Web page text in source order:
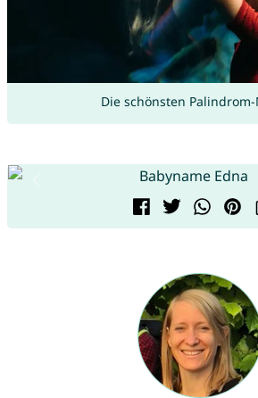
Die schönsten